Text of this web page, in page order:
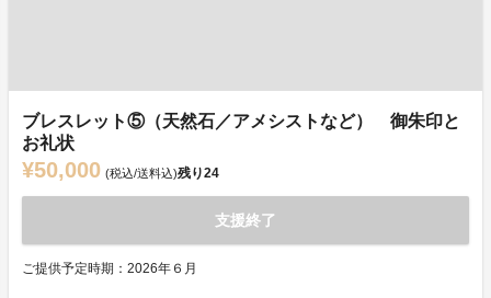
ブレスレット⑤（天然石／アメシストなど） 御朱印と
お礼状
¥50,000 (税込/送料込)残り24
支援終了
ご提供予定時期：2026年６月